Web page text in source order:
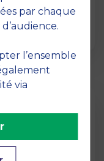
portes aux
par chaque
l’ensemble
via